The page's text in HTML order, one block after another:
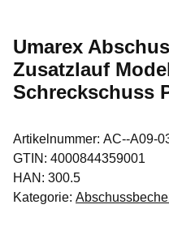
Umarex
Zusatzlauf
Schreckschuss
Artikelnummer: AC--A09-
GTIN: 4000844359001
HAN: 300.5
Kategorie: